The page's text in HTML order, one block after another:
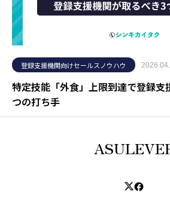
登録支援機関向けセールスノウハウ
特定技能「外食」上限到達で登録支
つの打ち手